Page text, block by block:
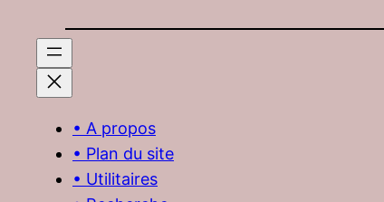
• A propos
• Plan du site
• Utilitaires